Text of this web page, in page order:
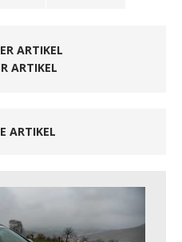
ARTIKEL
ARTIKEL
ARTIKEL